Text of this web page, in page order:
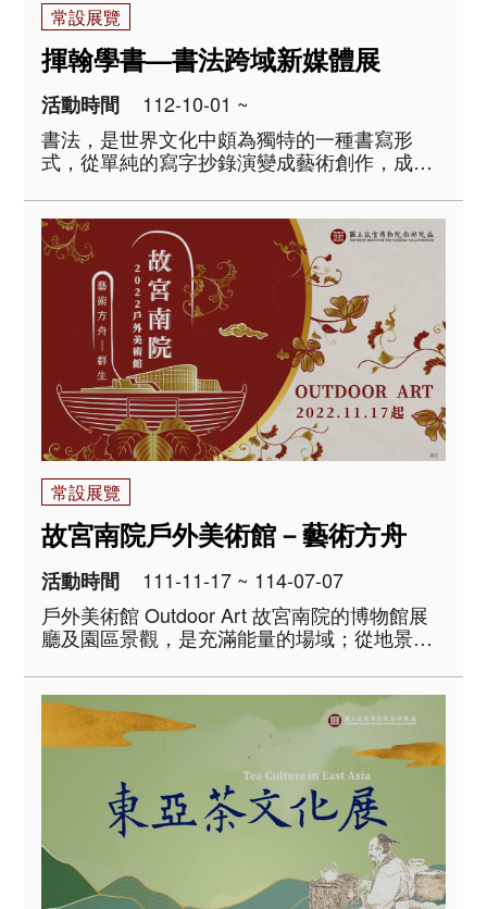
常設展覽
揮翰學書—書法跨域新媒體展
活動時間
112-10-01 ~
書法，是世界文化中頗為獨特的一種書寫形
式，從單純的寫字抄錄演變成藝術創作，成為
學書的方法與途徑為概念，分成「惟妙惟肖—
臨摹體驗」、「黑老虎的誕生—拓碑體驗」及
「千文宇宙—沉浸互動劇場」..
常設展覽
故宮南院戶外美術館－藝術方舟
活動時間
111-11-17 ~ 114-07-07
戶外美術館 Outdoor Art 故宮南院的博物館展
廳及園區景觀，是充滿能量的場域；從地景展
多元路徑，裝置在戶外的藝術作品，讓園區儼
然是一座戶外的美術館，連結博物館內外，創
造出自在暢遊的博物館空間。 ..